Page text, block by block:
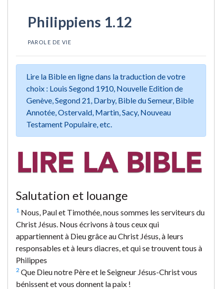
Philippiens 1.12
PAROLE DE VIE
Lire la Bible en ligne dans la traduction de votre
choix : Louis Segond 1910, Nouvelle Edition de
Genève, Segond 21, Darby, Bible du Semeur, Bible
Annotée, Ostervald, Martin, Sacy, Nouveau
Testament Populaire, etc.
Salutation et louange
1 Nous, Paul et Timothée, nous sommes les serviteurs du
Christ Jésus. Nous écrivons à tous ceux qui
appartiennent à Dieu grâce au Christ Jésus, à leurs
responsables et à leurs diacres, et qui se trouvent tous à
Philippes
2 Que Dieu notre Père et le Seigneur Jésus-Christ vous
bénissent et vous donnent la paix !